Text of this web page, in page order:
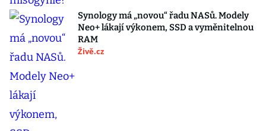
Synology má „novou“ řadu NASů. Modely
Neo+ lákají výkonem, SSD a vyměnitelnou
RAM
Živě.cz